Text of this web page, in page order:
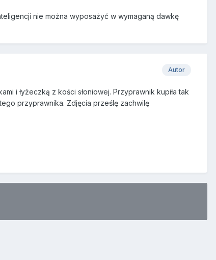
nie można wyposażyć w wymaganą dawkę
Autor
i łyżeczką z kości słoniowej. Przyprawnik kupiła tak
przyprawnika. Zdjęcia prześlę zachwilę